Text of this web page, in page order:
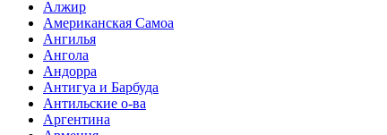
Алжир
Американская Самоа
Ангилья
Ангола
Андорра
Антигуа и Барбуда
Антильские о-ва
Аргентина